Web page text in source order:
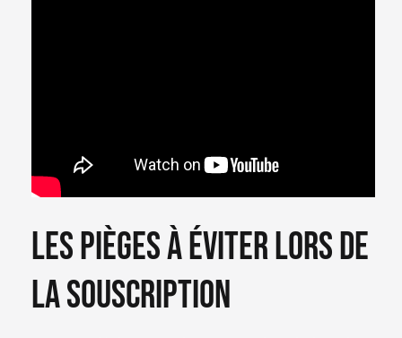
Les pièges à éviter lors de
la souscription